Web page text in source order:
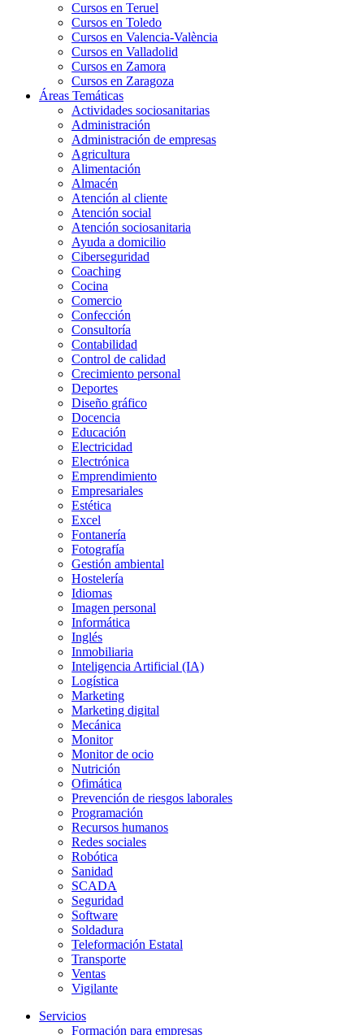
Cursos en Teruel
Cursos en Toledo
Cursos en Valencia-València
Cursos en Valladolid
Cursos en Zamora
Cursos en Zaragoza
Áreas Temáticas
Actividades sociosanitarias
Administración
Administración de empresas
Agricultura
Alimentación
Almacén
Atención al cliente
Atención social
Atención sociosanitaria
Ayuda a domicilio
Ciberseguridad
Coaching
Cocina
Comercio
Confección
Consultoría
Contabilidad
Control de calidad
Crecimiento personal
Deportes
Diseño gráfico
Docencia
Educación
Electricidad
Electrónica
Emprendimiento
Empresariales
Estética
Excel
Fontanería
Fotografía
Gestión ambiental
Hostelería
Idiomas
Imagen personal
Informática
Inglés
Inmobiliaria
Inteligencia Artificial (IA)
Logística
Marketing
Marketing digital
Mecánica
Monitor
Monitor de ocio
Nutrición
Ofimática
Prevención de riesgos laborales
Programación
Recursos humanos
Redes sociales
Robótica
Sanidad
SCADA
Seguridad
Software
Soldadura
Teleformación Estatal
Transporte
Ventas
Vigilante
Servicios
Formación para empresas